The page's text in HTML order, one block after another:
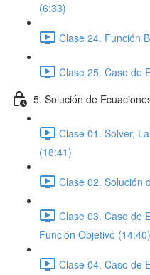
(6:33)
Clase 24. Función
Clase 25. Caso de
5. Solución de
Clase 01. Solver,
(18:41)
Clase 02. Solución
Clase 03. Caso de
Función Objetivo (14:40)
Clase 04. Caso de